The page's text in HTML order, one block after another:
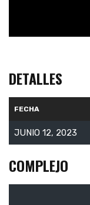
DETALLES
FECHA
JUNIO 12, 2023
COMPLEJO